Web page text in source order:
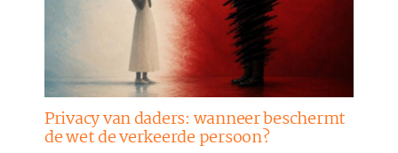
Privacy van daders: wanneer beschermt
de wet de verkeerde persoon?